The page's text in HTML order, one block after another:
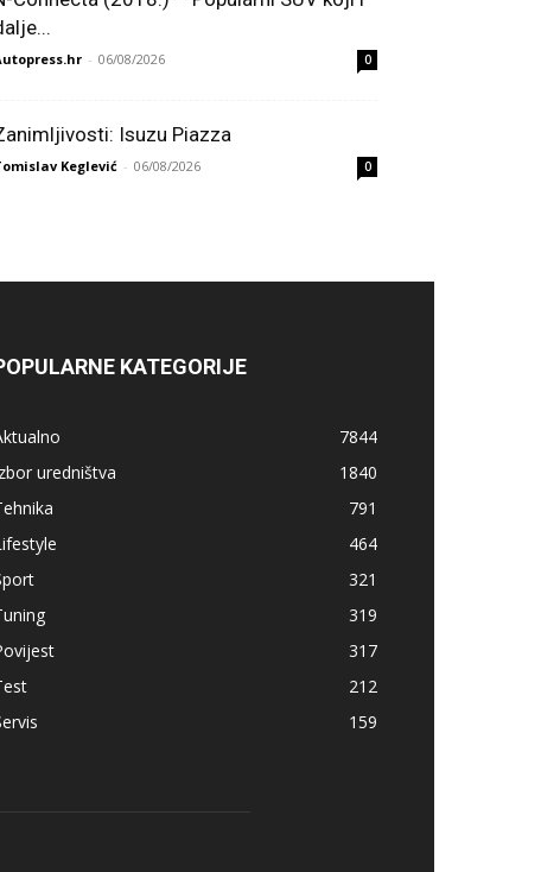
- 06/08/2026 0
Isuzu Piazza
Keglević - 06/08/2026 0
KATEGORIJE
7844
uredništva
1840
791
464
321
319
317
212
159